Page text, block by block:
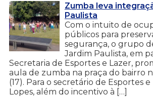
Zumba leva
Paulista
Com o intuito de
públicos para
segurança, o grupo
Jardim Paulista, em
Secretaria de Esportes e Lazer,
aula de zumba na praça do bairro
(17). Para o secretário de Esportes e
Lopes, além do incentivo à […]